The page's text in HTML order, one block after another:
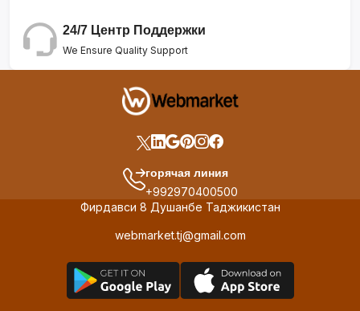
24/7 Центр Поддержки
We Ensure Quality Support
горячая линия
+992970400500
Фирдавси 8 Душанбе Таджикистан
webmarket.tj@gmail.com